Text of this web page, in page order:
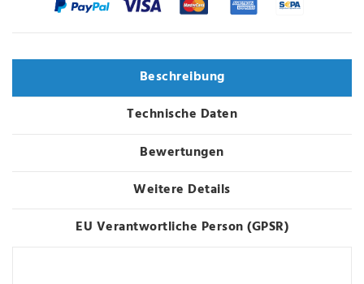
Beschreibung
Technische Daten
Bewertungen
Weitere Details
EU Verantwortliche Person (GPSR)